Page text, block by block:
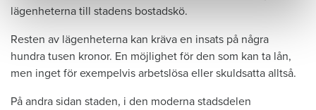
lägenheterna till stadens bostadskö.
Resten av lägenheterna kan kräva en insats på några
hundra tusen kronor. En möjlighet för den som kan ta lån,
men inget för exempelvis arbetslösa eller skuldsatta alltså.
På andra sidan staden, i den moderna stadsdelen